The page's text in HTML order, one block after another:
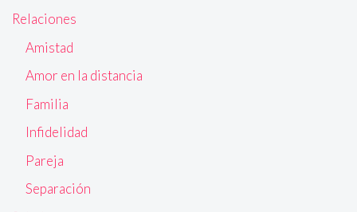
Relaciones
Amistad
Amor en la distancia
Familia
Infidelidad
Pareja
Separación